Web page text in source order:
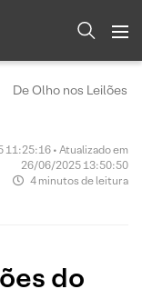
De Olho nos Leilões
• Atualizado em
26/06/2025 13:50:50
4 minutos de leitura
do